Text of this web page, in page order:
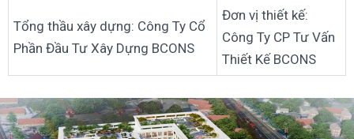
Tổng thầu xây dựng: Công Ty Cổ
Phần Đầu Tư Xây Dựng BCONS
Đơn vị thiết kế:
Công Ty CP Tư Vấn
Thiết Kế BCONS